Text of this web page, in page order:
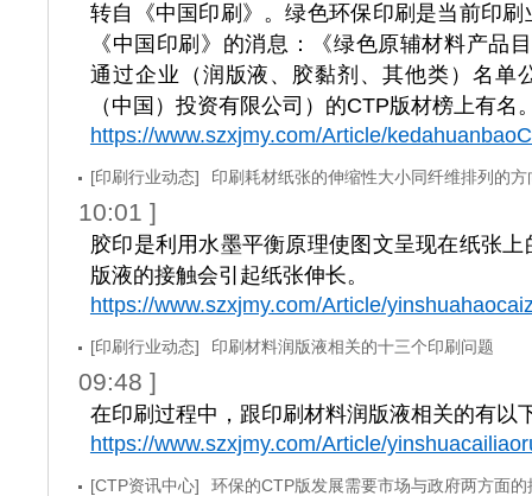
转自《中国印刷》。绿色环保印刷是当前印
《中国印刷》的消息：《绿色原辅材料产品
通过企业（润版液、胶黏剂、其他类）名单
（中国）投资有限公司）的CTP版材榜上有名
https://www.szxjmy.com/Article/
[印刷行业动态] 印刷耗材纸张的伸缩性大小同纤维排列的方
10:01 ]
胶印是利用水墨平衡原理使图文呈现在纸张
版液的接触会引起纸张伸长。
https://www.szxjmy.com/Article/
[印刷行业动态] 印刷材料润版液相关的十三个印刷问题
09:48 ]
在印刷过程中，跟印刷材料润版液相关的有以
https://www.szxjmy.com/Article/
[CTP资讯中心] 环保的CTP版发展需要市场与政府两方面的